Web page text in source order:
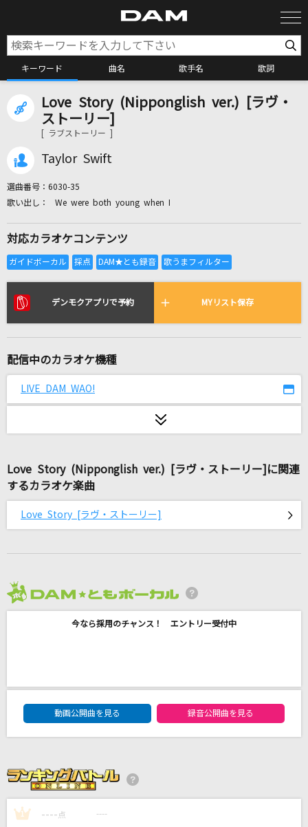
キーワード 曲名 歌手名 歌詞
カラオケ検索
カラオケリクエスト
リアルタイムで歌われている曲の一覧
Blue Velvet
[生音]メロディー
玉置浩二
SPYAIR
透明
Novelbright
[生音]幸せ
M!LK
Esperanza
[生音]SAKURA
Love Story (Nipponglish ver.) [ラヴ・
ストーリー]
[ ラブストーリー ]
Taylor Swift
選曲番号： 6030-35
We were both young when I
対応カラオケコンテンツ
デンモクアプリで予約 MYリスト保存
配信中のカラオケ機種
LIVE DAM WAO!
Love Story (Nipponglish ver.) [ラヴ・ストーリー]に関連
するカラオケ楽曲
Love Story [ラヴ・ストーリー]
今なら採用のチャンス！ エントリー受付中
DAM★ともボーカルエントリーランキング
動画公開曲を見る
録音公開曲を見る
1 ---- 点 ----